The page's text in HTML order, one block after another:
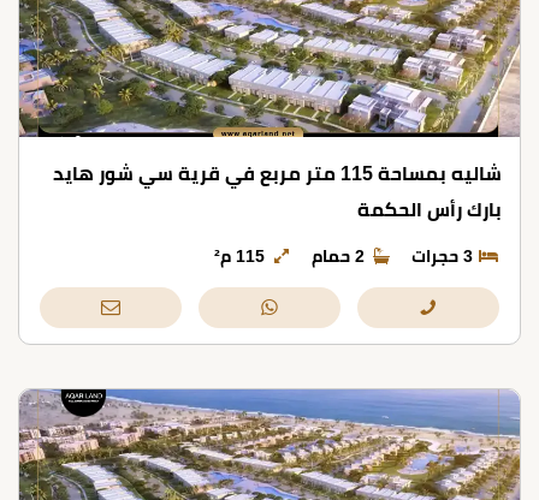
شاليه بمساحة 115 متر مربع في قرية سي شور هايد
بارك رأس الحكمة
3 حجرات 2 حمام 115 م²